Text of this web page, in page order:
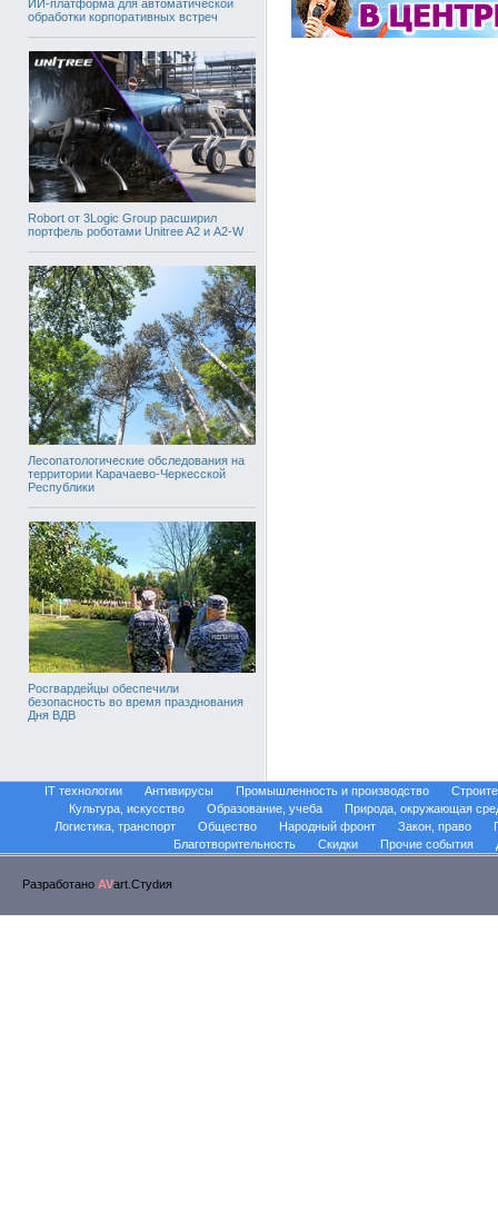
ИИ-платформа для автоматической
обработки корпоративных встреч
Robort от 3Logic Group расширил
портфель роботами Unitree A2 и A2-W
Лесопатологические обследования на
территории Карачаево-Черкесской
Республики
Росгвардейцы обеспечили
безопасность во время празднования
Дня ВДВ
IT технологии Антивирусы Промышленность и производство
Культура, искусство
Образование, учеба
Природа, окружающая
Логистика, транспорт
Общество Народный фронт Закон, право
Благотворительность
Скидки Прочие события
Разработано AVart.Стуdия